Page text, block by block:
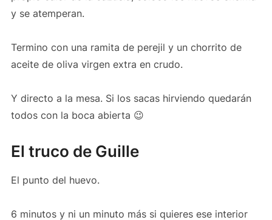
y se atemperan.
Termino con una ramita de perejil y un chorrito de
aceite de oliva virgen extra en crudo.
Y directo a la mesa. Si los sacas hirviendo quedarán
todos con la boca abierta 😉
El truco de Guille
El punto del huevo.
6 minutos y ni un minuto más si quieres ese interior